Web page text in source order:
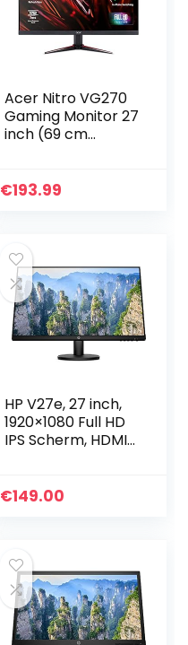
Acer Nitro VG270
Gaming Monitor 27
inch (69 cm
VGA, 1ms (VRB),
€193.99
HP V27e, 27 inch,
1920×1080 Full HD
IPS Scherm, HDMI
(28N20AA)
€149.00